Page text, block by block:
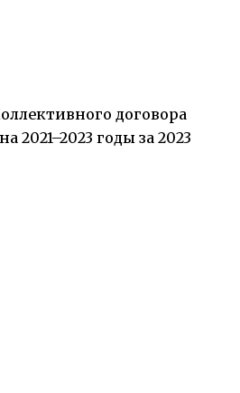
договора
годы за 2023